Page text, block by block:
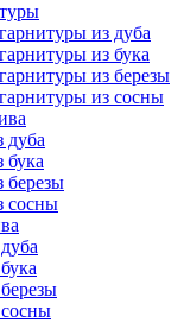
из дуба
из бука
из березы
из сосны
дуба
бука
березы
сосны